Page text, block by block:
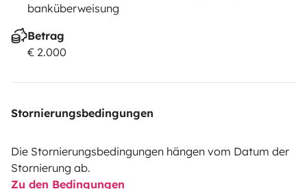
banküberweisung
Betrag
€ 2.000
Stornierungsbedingungen
Die Stornierungsbedingungen hängen vom Datum der
Stornierung ab.
Zu den Bedingungen